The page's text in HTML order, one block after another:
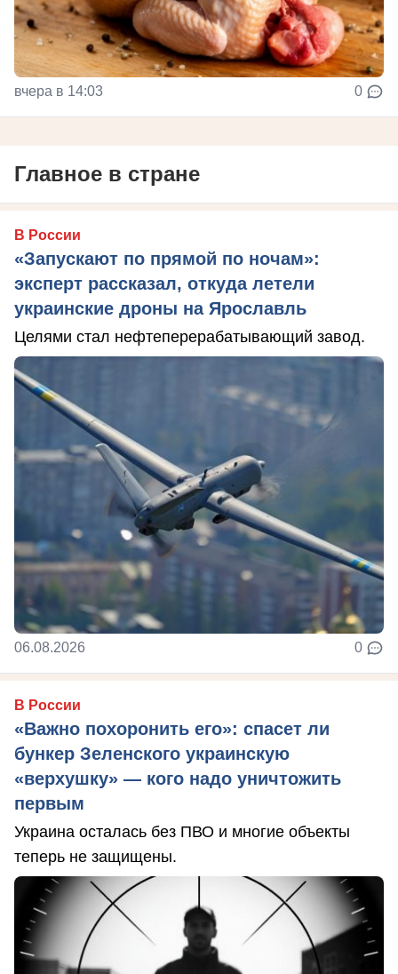
вчера в 14:03 0
Главное в стране
В России
«Запускают по прямой по ночам»:
эксперт рассказал, откуда летели
украинские дроны на Ярославль
Целями стал нефтеперерабатывающий завод.
06.08.2026 0
В России
«Важно похоронить его»: спасет ли
бункер Зеленского украинскую
«верхушку» — кого надо уничтожить
первым
Украина осталась без ПВО и многие объекты
теперь не защищены.